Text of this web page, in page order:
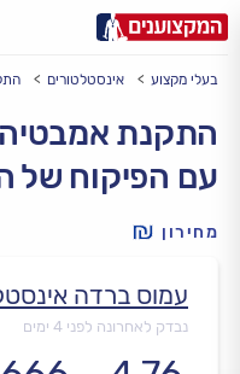
עירעיר: תל אביב, חיפה…
בעלי מקצוע אינסטלטורים
התקנת אמבטיה
עם הפיקוח של
מחירון
עמוס ברדה
נבדק לאחרונה לפני 4 ימים